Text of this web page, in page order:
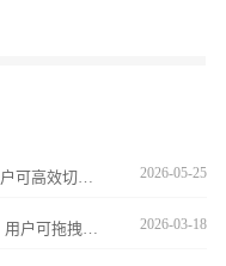
谷歌浏览器支持多窗口操作同步管理，用户可高效切换和整理多个窗口，提升办公与浏览效率。 2026-05-25
Chrome浏览器提供标签页顺序管理功能，用户可拖拽和调整标签页排列，实现高效多任务操作。 2026-03-18